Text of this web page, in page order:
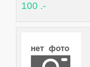
100 .-